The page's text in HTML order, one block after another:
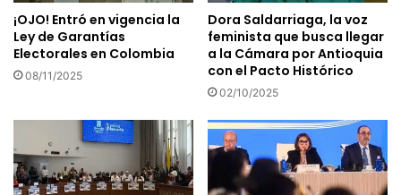
¡OJO! Entró en vigencia la
Ley de Garantías
Electorales en Colombia
08/11/2025
Dora Saldarriaga, la voz
feminista que busca llegar
a la Cámara por Antioquia
con el Pacto Histórico
02/10/2025